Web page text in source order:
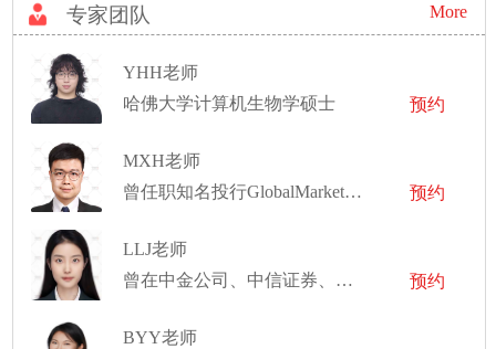
专家团队 More
YHH老师
哈佛大学计算机生物学硕士
预约
MXH老师
曾任职知名投行GlobalMarkets部门经理
预约
LLJ老师
曾在中金公司、中信证券、中信建投证券、华泰证券、易方达基金等实习
预约
BYY老师